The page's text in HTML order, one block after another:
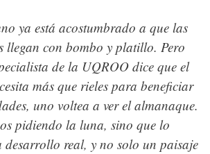
ya está acostumbrado a que las
llegan con bombo y platillo. Pero
de la UQROO dice que el
más que rieles para beneficiar
uno voltea a ver el almanaque.
pidiendo la luna, sino que lo
desarrollo real, y no solo un paisaje